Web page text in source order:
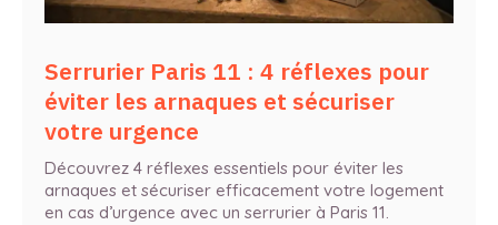
Serrurier Paris 11 : 4 réflexes pour
éviter les arnaques et sécuriser
votre urgence
Découvrez 4 réflexes essentiels pour éviter les
arnaques et sécuriser efficacement votre logement
en cas d’urgence avec un serrurier à Paris 11.